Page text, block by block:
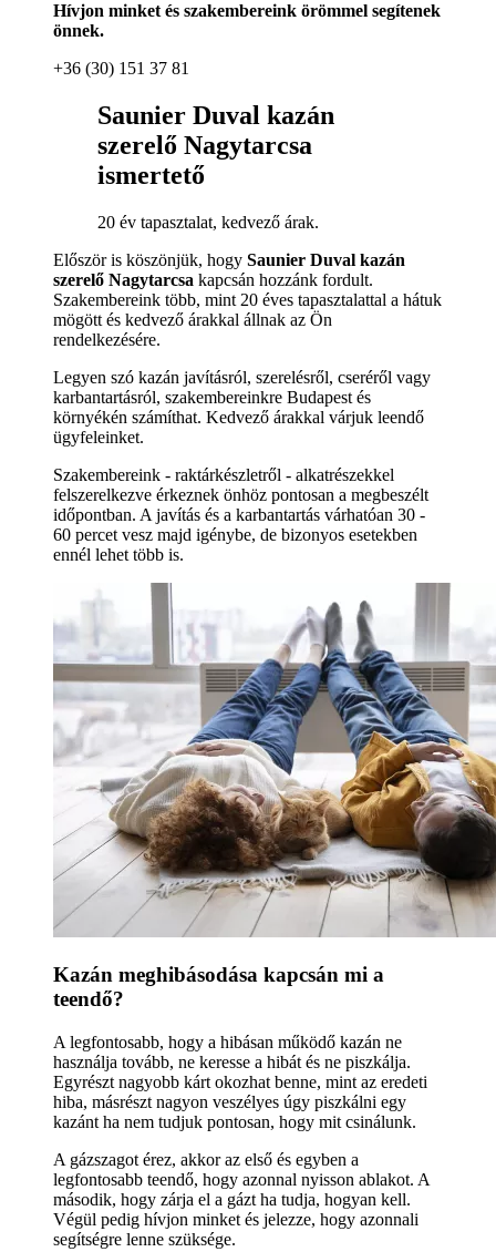
Hívjon minket és szakembereink örömmel segítenek
önnek.
+36 (30) 151 37 81
Saunier Duval kazán
szerelő Nagytarcsa
ismertető
20 év tapasztalat, kedvező árak.
Először is köszönjük, hogy Saunier Duval kazán
szerelő Nagytarcsa kapcsán hozzánk fordult.
Szakembereink több, mint 20 éves tapasztalattal a hátuk
mögött és kedvező árakkal állnak az Ön
rendelkezésére.
Legyen szó kazán javításról, szerelésről, cseréről vagy
karbantartásról, szakembereinkre Budapest és
környékén számíthat. Kedvező árakkal várjuk leendő
ügyfeleinket.
Szakembereink - raktárkészletről - alkatrészekkel
felszerelkezve érkeznek önhöz pontosan a megbeszélt
időpontban. A javítás és a karbantartás várhatóan 30 -
60 percet vesz majd igénybe, de bizonyos esetekben
ennél lehet több is.
Kazán meghibásodása kapcsán mi a
teendő?
A legfontosabb, hogy a hibásan működő kazán ne
használja tovább, ne keresse a hibát és ne piszkálja.
Egyrészt nagyobb kárt okozhat benne, mint az eredeti
hiba, másrészt nagyon veszélyes úgy piszkálni egy
kazánt ha nem tudjuk pontosan, hogy mit csinálunk.
A gázszagot érez, akkor az első és egyben a
legfontosabb teendő, hogy azonnal nyisson ablakot. A
második, hogy zárja el a gázt ha tudja, hogyan kell.
Végül pedig hívjon minket és jelezze, hogy azonnali
segítségre lenne szüksége.